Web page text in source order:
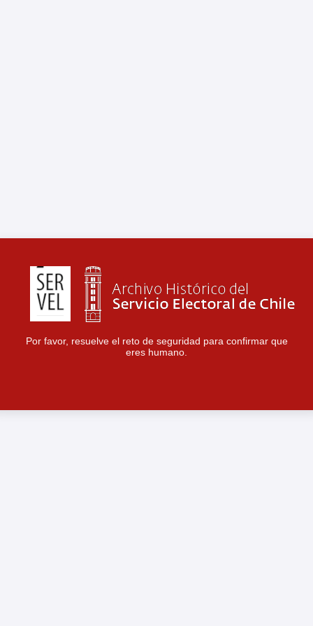
Por favor, resuelve el reto de seguridad para confirmar que
eres humano.